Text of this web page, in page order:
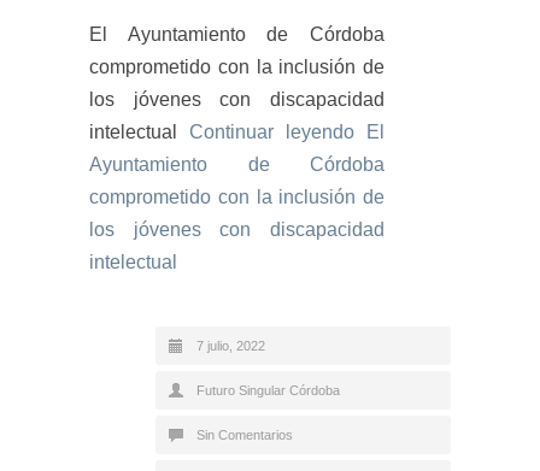
El Ayuntamiento de Córdoba
comprometido con la inclusión de
los jóvenes con discapacidad
intelectual Continuar leyendo El
Ayuntamiento de Córdoba
comprometido con la inclusión de
los jóvenes con discapacidad
intelectual
7 julio, 2022
Futuro Singular Córdoba
Sin Comentarios